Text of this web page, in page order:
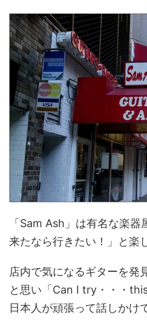
「Sam Ash」は有名な楽
来たなら行きたい！」と楽
店内で気になるギターを発
と思い「Can I try・・・
日本人が頑張って話しかけ